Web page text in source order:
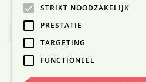
Noach
Noach outdoor biedt
tuinmeubelen,
merk is opgezet door
STRIKT NOODZAKELIJK
PRESTATIE
TARGETING
FUNCTIONEEL